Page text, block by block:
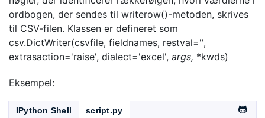
ordbogen, der sendes til writerow()-metoden, skrives
til CSV-filen. Klassen er defineret som
csv.DictWriter(csvfile, fieldnames, restval='',
extrasaction='raise', dialect='excel', args, *kwds)
Eksempel:
IPython Shell
script.py